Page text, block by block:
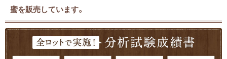
蜜を販売しています。